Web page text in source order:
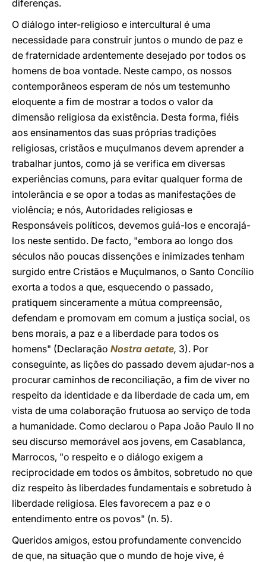
diferenças.
O diálogo inter-religioso e intercultural é uma
necessidade para construir juntos o mundo de paz e
de fraternidade ardentemente desejado por todos os
homens de boa vontade. Neste campo, os nossos
contemporâneos esperam de nós um testemunho
eloquente a fim de mostrar a todos o valor da
dimensão religiosa da existência. Desta forma, fiéis
aos ensinamentos das suas próprias tradições
religiosas, cristãos e muçulmanos devem aprender a
trabalhar juntos, como já se verifica em diversas
experiências comuns, para evitar qualquer forma de
intolerância e se opor a todas as manifestações de
violência; e nós, Autoridades religiosas e
Responsáveis políticos, devemos guiá-los e encorajá-
los neste sentido. De facto, "embora ao longo dos
séculos não poucas dissenções e inimizades tenham
surgido entre Cristãos e Muçulmanos, o Santo Concílio
exorta a todos a que, esquecendo o passado,
pratiquem sinceramente a mútua compreensão,
defendam e promovam em comum a justiça social, os
bens morais, a paz e a liberdade para todos os
homens" (Declaração Nostra aetate, 3). Por
conseguinte, as lições do passado devem ajudar-nos a
procurar caminhos de reconciliação, a fim de viver no
respeito da identidade e da liberdade de cada um, em
vista de uma colaboração frutuosa ao serviço de toda
a humanidade. Como declarou o Papa João Paulo II no
seu discurso memorável aos jovens, em Casablanca,
Marrocos, "o respeito e o diálogo exigem a
reciprocidade em todos os âmbitos, sobretudo no que
diz respeito às liberdades fundamentais e sobretudo à
liberdade religiosa. Eles favorecem a paz e o
entendimento entre os povos" (n. 5).
Queridos amigos, estou profundamente convencido
de que, na situação que o mundo de hoje vive, é